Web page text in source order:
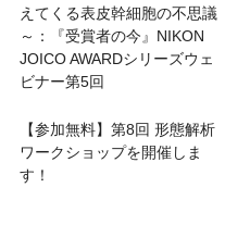
えてくる表皮幹細胞の不思議
～：『受賞者の今』NIKON
JOICO AWARDシリーズウェ
ビナー第5回
【参加無料】第8回 形態解析
ワークショップを開催しま
す！